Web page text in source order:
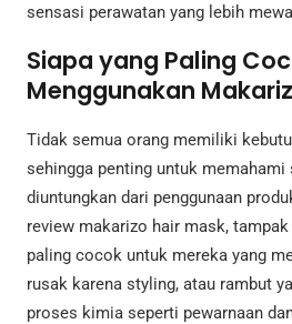
sensasi perawatan yang lebih
Siapa yang Paling
Menggunakan
Tidak semua orang memiliki
sehingga penting untuk memahami
diuntungkan dari penggunaan
review makarizo hair mask,
paling cocok untuk mereka yang
rusak karena styling, atau rambut
proses kimia seperti pewarnaan